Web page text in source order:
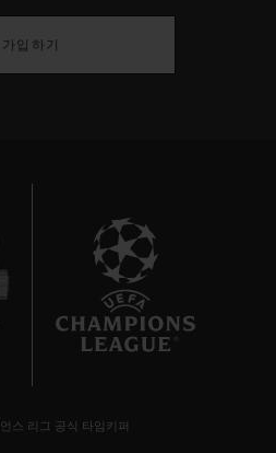
가입하기
스 리그 공식 타임키퍼